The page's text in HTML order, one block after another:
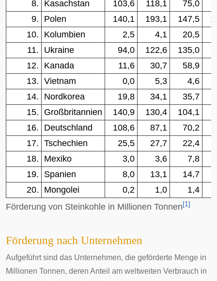
Förderung von Steinkohle in Millionen Tonnen [1]
8. Kasachstan 103,6 118,1 75,0
9.
Polen 140,1 193,1 147,5
10.
Kolumbien 2,5 4,1 20,5
11.
Ukraine 94,0 122,6 135,0
12.
Kanada 11,6 30,7 58,9
13. Vietnam 0,0 5,3 4,6
14.
Nordkorea 19,8 34,1 35,7
15.
Großbritannien 140,9 130,4 104,1
16.
Deutschland 108,6 87,1 70,2
17. Tschechien 25,5 27,7 22,4
18.
Mexiko 3,0 3,6 7,8
19.
Spanien 8,0 13,1 14,7
20.
Mongolei 0,2 1,0 1,4
Förderung nach Unternehmen
Aufgeführt sind das Unternehmen, die geförderte Menge in
Millionen Tonnen, deren Anteil am weltweiten Verbrauch in